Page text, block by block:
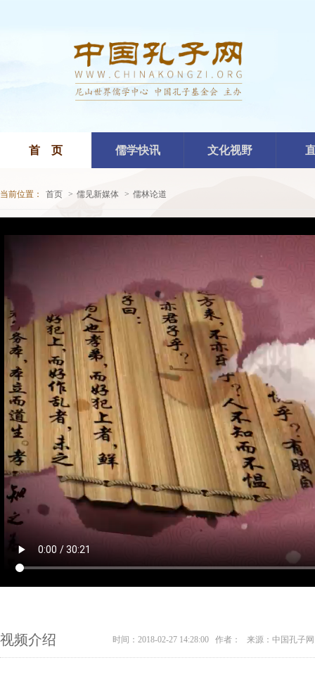
首 页 儒学快讯 文化视野
当前位置： 首页 > 儒见新媒体 > 儒林论道
视频介绍 时间：2018-02-27 14:28:00 作者： 来源：中国孔子网